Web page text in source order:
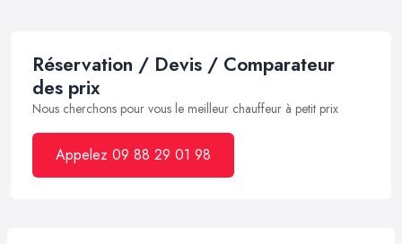
Réservation / Devis / Comparateur
des prix
Nous cherchons pour vous le meilleur chauffeur à petit prix
Appelez 09 88 29 01 98